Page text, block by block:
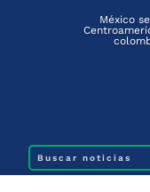
México